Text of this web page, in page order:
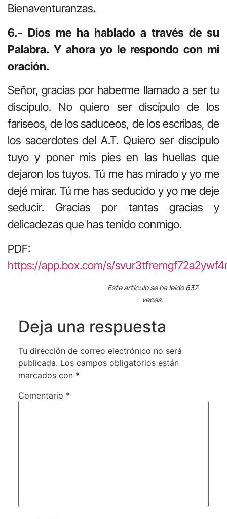
Bienaventuranzas.
6.- Dios me ha hablado a través de su
Palabra. Y ahora yo le respondo con mi
oración.
Señor, gracias por haberme llamado a ser tu
discípulo. No quiero ser discípulo de los
fariseos, de los saduceos, de los escribas, de
los sacerdotes del A.T. Quiero ser discípulo
tuyo y poner mis pies en las huellas que
dejaron los tuyos. Tú me has mirado y yo me
dejé mirar. Tú me has seducido y yo me deje
seducir. Gracias por tantas gracias y
delicadezas que has tenido conmigo.
PDF:
https://app.box.com/s/
Este artículo se ha leído 637
veces.
Deja una respuesta
Tu dirección de correo electrónico no será
publicada. Los campos obligatorios están
marcados con *
Comentario *